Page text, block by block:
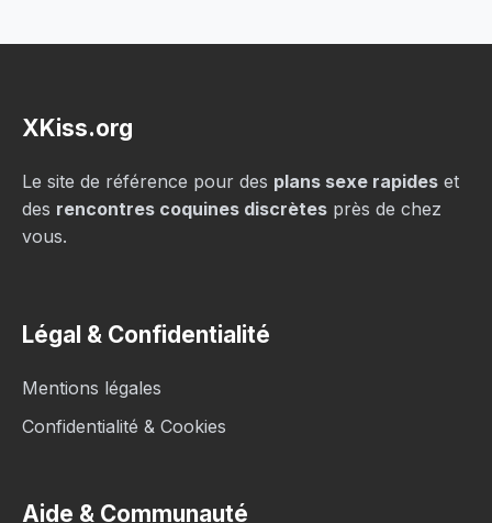
XKiss.org
Le site de référence pour des plans sexe rapides et
des rencontres coquines discrètes près de chez
vous.
Légal & Confidentialité
Mentions légales
Confidentialité & Cookies
Aide & Communauté